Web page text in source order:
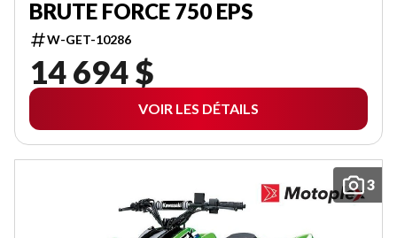
BRUTE FORCE 750 EPS
W-GET-10286
14 694 $
VOIR LES DÉTAILS
3